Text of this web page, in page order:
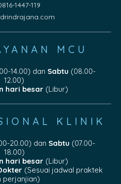
1447-119
MCU
14.00) dan Sabtu (08.00-
12.00)
hari besar(Libur)
KLINIK
20.00) dan Sabtu (07.00-
18.00)
hari besar(Libur)
(Sesuai jadwal praktek
perjanjian)